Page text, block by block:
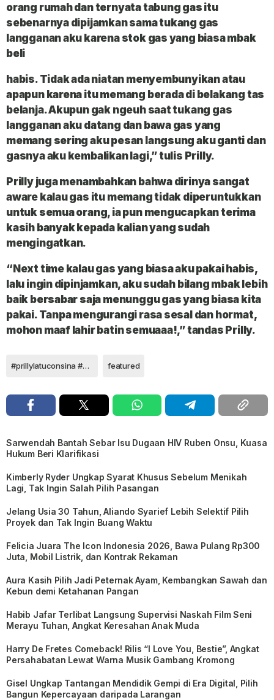
orang rumah dan ternyata tabung gas itu
sebenarnya dipijamkan sama tukang gas
Iangganan aku karena stok gas yang biasa mbak
beli
habis. Tidak ada niatan menyembunyikan atau
apapun karena itu memang berada di belakang tas
belanja. Akupun gak ngeuh saat tukang gas
Iangganan aku datang dan bawa gas yang
memang sering aku pesan langsung aku ganti dan
gasnya aku kembalikan Iagi,” tulis Prilly.
Prilly juga menambahkan bahwa dirinya sangat
aware kalau gas itu memang tidak diperuntukkan
untuk semua orang, ia pun mengucapkan terima
kasih banyak kepada kalian yang sudah
mengingatkan.
“Next time kalau gas yang biasa aku pakai habis,
Ialu ingin dipinjamkan, aku sudah bilang mbak Iebih
baik bersabar saja menunggu gas yang biasa kita
pakai. Tanpa mengurangi rasa sesal dan hormat,
mohon maaf Iahir batin semuaaa!,” tandas Prilly.
#prillylatuconsina #klubpersikota featured
Sarwendah Bantah Sebar Isu Dugaan HIV Ruben Onsu, Kuasa
Hukum Beri Klarifikasi
Kimberly Ryder Ungkap Syarat Khusus Sebelum Menikah
Lagi, Tak Ingin Salah Pilih Pasangan
Jelang Usia 30 Tahun, Aliando Syarief Lebih Selektif Pilih
Proyek dan Tak Ingin Buang Waktu
Felicia Juara The Icon Indonesia 2026, Bawa Pulang Rp300
Juta, Mobil Listrik, dan Kontrak Rekaman
Aura Kasih Pilih Jadi Peternak Ayam, Kembangkan Sawah dan
Kebun demi Ketahanan Pangan
Habib Jafar Terlibat Langsung Supervisi Naskah Film Seni
Merayu Tuhan, Angkat Keresahan Anak Muda
Harry De Fretes Comeback! Rilis “I Love You, Bestie”, Angkat
Persahabatan Lewat Warna Musik Gambang Kromong
Gisel Ungkap Tantangan Mendidik Gempi di Era Digital, Pilih
Bangun Kepercayaan daripada Larangan